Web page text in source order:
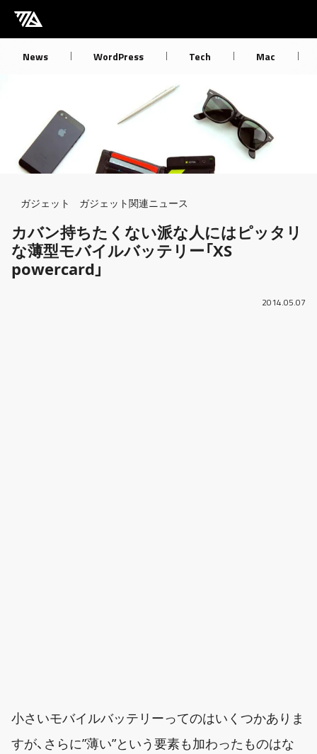
[M] mbdb [モバデビ]
News WordPress Tech Mac
Breadcrumb
ガジェット ガジェット関連ニュース
カバン持ちたくない派な人にはピッタリ
な薄型モバイルバッテリー「XS
powercard」
2014.05.07
小さいモバイルバッテリーってのはいくつかありま
すが、さらに”薄い”という要素も加わったものはな